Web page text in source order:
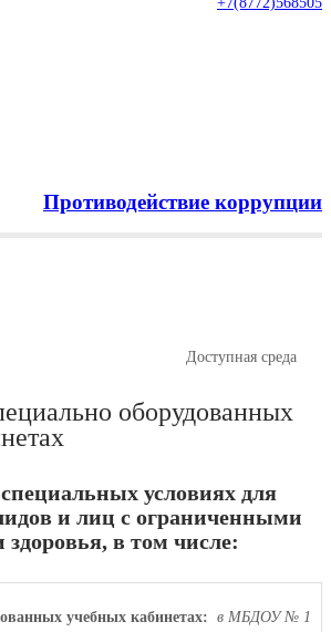
Противодействие коррупции
Доступная среда
оборудованных
условиях для
и лиц с ограниченными
в том числе:
учебных кабинетах: в МБДОУ № 1